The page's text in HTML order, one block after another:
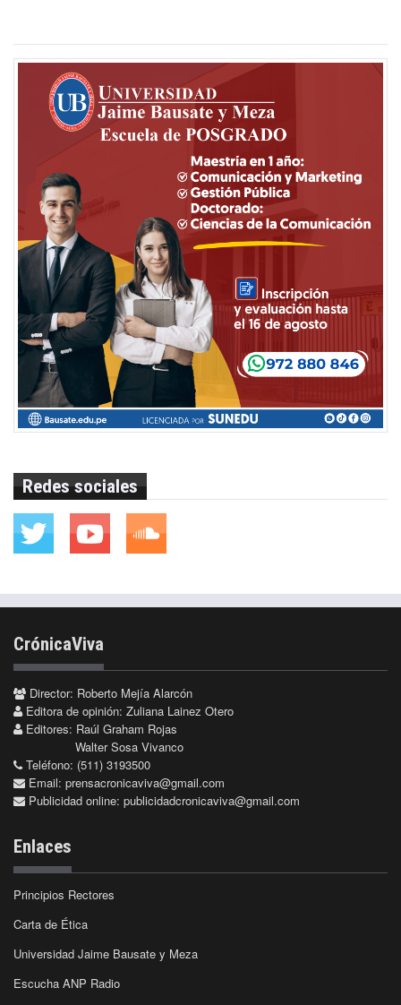
Redes sociales
CrónicaViva
Director: Roberto Mejía Alarcón
Editora de opinión: Zuliana Lainez Otero
Editores: Raúl Graham Rojas
Walter Sosa Vivanco
Teléfono: (511) 3193500
Email: prensacronicaviva@gmail.com
Publicidad online: publicidadcronicaviva@gmail.com
Enlaces
Principios Rectores
Carta de Ética
Universidad Jaime Bausate y Meza
Escucha ANP Radio